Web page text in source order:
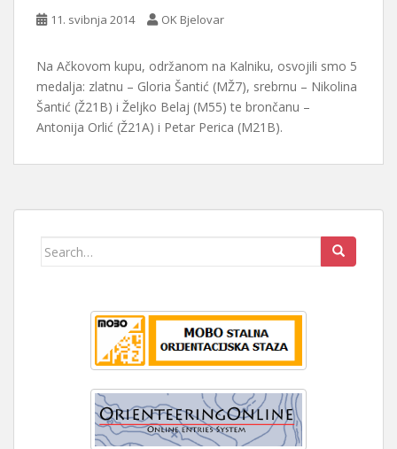
11. svibnja 2014 OK Bjelovar
Na Ačkovom kupu, održanom na Kalniku, osvojili smo 5
medalja: zlatnu – Gloria Šantić (MŽ7), srebrnu – Nikolina
Šantić (Ž21B) i Željko Belaj (M55) te brončanu –
Antonija Orlić (Ž21A) i Petar Perica (M21B).
Search